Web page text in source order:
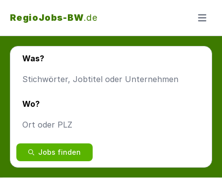
RegioJobs-BW.de Menü
Was?
Wo?
Jobs finden